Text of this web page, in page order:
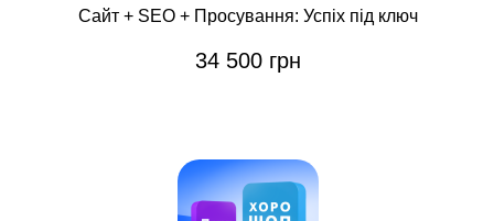
Сайт + SEO + Просування: Успіх під ключ
34 500 грн